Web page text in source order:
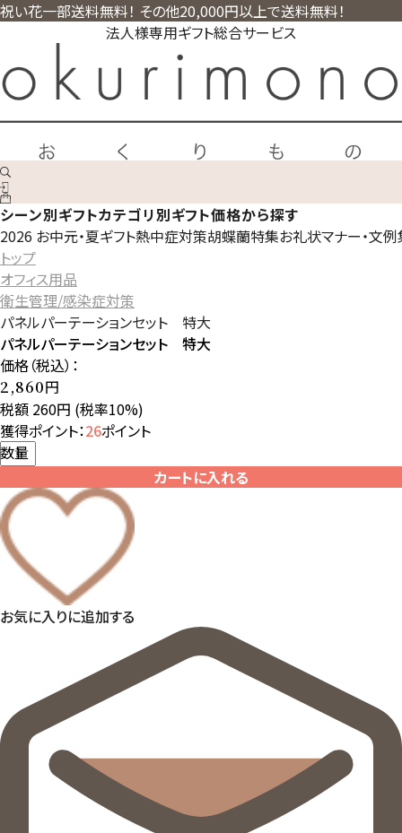
祝い花一部送料無料！ その他20,000円以上で送料無料！
法人様専用ギフト総合サービス
シーン別ギフトカテゴリ別ギフト価格から探す
2026 お中元・夏ギフト熱中症対策胡蝶蘭特集お礼状マナー・文
トップ
オフィス用品
衛生管理/感染症対策
パネルパーテーションセット 特大
パネルパーテーションセット 特大
価格（税込）：
2,860円
税額 260円 (税率10%)
獲得ポイント：26ポイント
数量
カートに入れる
お気に入りに追加する